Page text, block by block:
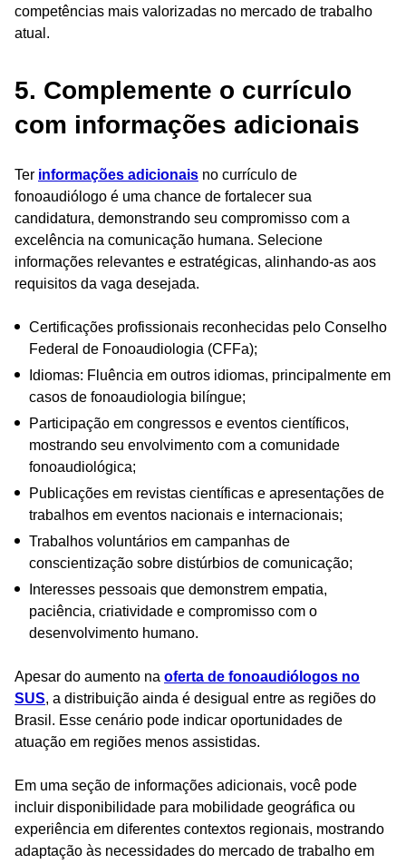
competências mais valorizadas no mercado de trabalho
atual.
5. Complemente o currículo
com informações adicionais
Ter informações adicionais no currículo de
fonoaudiólogo é uma chance de fortalecer sua
candidatura, demonstrando seu compromisso com a
excelência na comunicação humana. Selecione
informações relevantes e estratégicas, alinhando-as aos
requisitos da vaga desejada.
Certificações profissionais reconhecidas pelo Conselho
Federal de Fonoaudiologia (CFFa);
Idiomas: Fluência em outros idiomas, principalmente em
casos de fonoaudiologia bilíngue;
Participação em congressos e eventos científicos,
mostrando seu envolvimento com a comunidade
fonoaudiológica;
Publicações em revistas científicas e apresentações de
trabalhos em eventos nacionais e internacionais;
Trabalhos voluntários em campanhas de
conscientização sobre distúrbios de comunicação;
Interesses pessoais que demonstrem empatia,
paciência, criatividade e compromisso com o
desenvolvimento humano.
Apesar do aumento na oferta de fonoaudiólogos no
SUS, a distribuição ainda é desigual entre as regiões do
Brasil. Esse cenário pode indicar oportunidades de
atuação em regiões menos assistidas.
Em uma seção de informações adicionais, você pode
incluir disponibilidade para mobilidade geográfica ou
experiência em diferentes contextos regionais, mostrando
adaptação às necessidades do mercado de trabalho em